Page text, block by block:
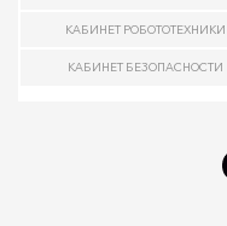
КАБИНЕТ РОБОТОТЕХНИКИ
КАБИНЕТ БЕЗОПАСНОСТИ